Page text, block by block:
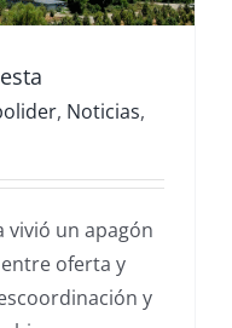
, Noticias,
vivió un apagón
oferta y
y